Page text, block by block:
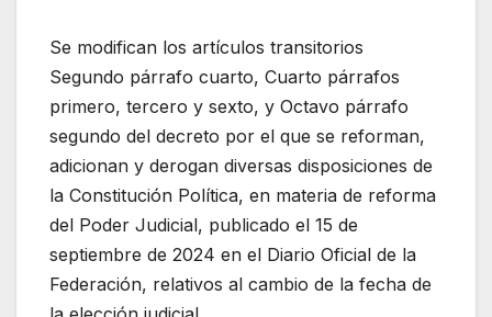
Se modifican los artículos transitorios
Segundo párrafo cuarto, Cuarto párrafos
primero, tercero y sexto, y Octavo párrafo
segundo del decreto por el que se reforman,
adicionan y derogan diversas disposiciones de
la Constitución Política, en materia de reforma
del Poder Judicial, publicado el 15 de
septiembre de 2024 en el Diario Oficial de la
Federación, relativos al cambio de la fecha de